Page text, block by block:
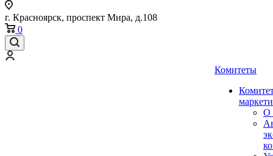
г. Красноярск, проспект Мира, д.108
0
Комитеты
О